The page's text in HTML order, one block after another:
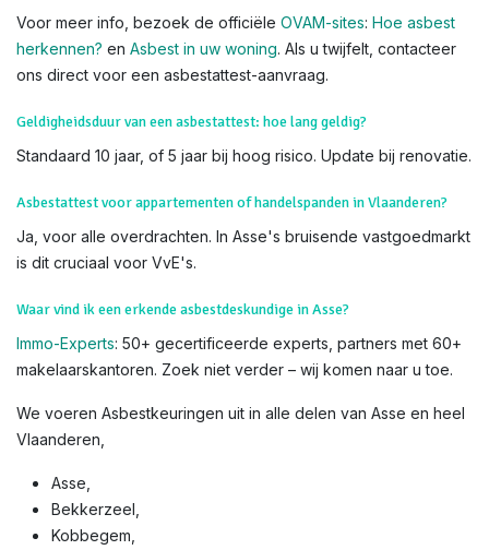
Voor meer info, bezoek de officiële OVAM-sites: Hoe asbest
herkennen? en Asbest in uw woning. Als u twijfelt, contacteer
ons direct voor een asbestattest-aanvraag.
Geldigheidsduur van een asbestattest: hoe lang geldig?
Standaard 10 jaar, of 5 jaar bij hoog risico. Update bij renovatie.
Asbestattest voor appartementen of handelspanden in Vlaanderen?
Ja, voor alle overdrachten. In Asse's bruisende vastgoedmarkt
is dit cruciaal voor VvE's.
Waar vind ik een erkende asbestdeskundige in Asse?
Immo-Experts: 50+ gecertificeerde experts, partners met 60+
makelaarskantoren. Zoek niet verder – wij komen naar u toe.
We voeren Asbestkeuringen uit in alle delen van Asse en heel
Vlaanderen,
Asse,
Bekkerzeel,
Kobbegem,